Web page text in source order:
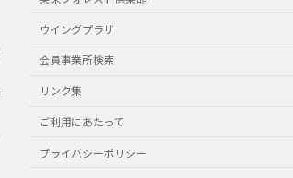
ウイングプラザ
会員事業所検索
リンク集
ご利用にあたって
プライバシーポリシー